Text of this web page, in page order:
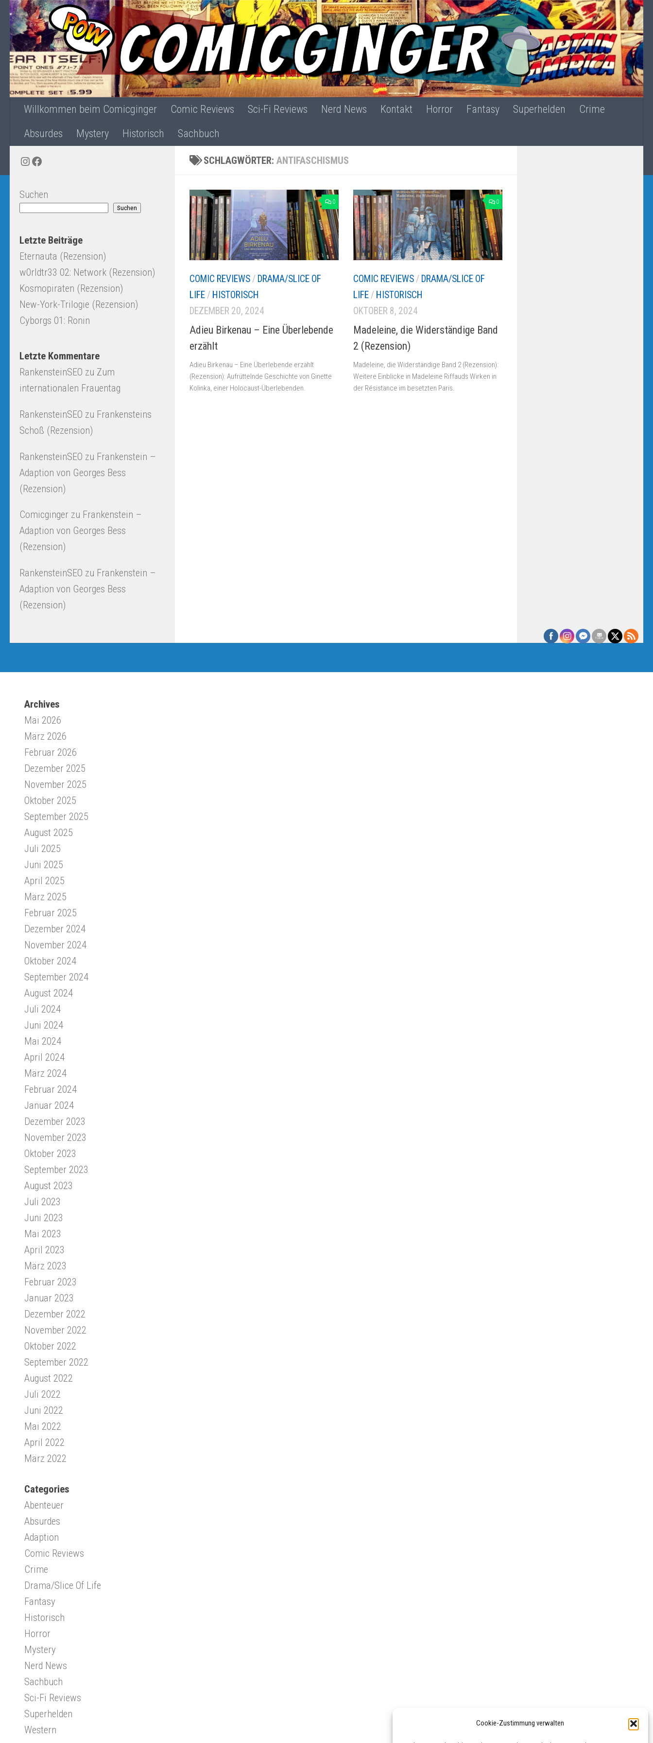
Cookie-Zustimmung verwalten
Zum Inhalt springen
Willkommen beim Comicginger Comic Reviews Sci-Fi Reviews Nerd News Kontakt Horror Fantasy Superhelden
Crime
Absurdes
Mystery Historisch Sachbuch
SCHLAGWÖRTER: ANTIFASCHISMUS
0
COMIC REVIEWS / DRAMA/SLICE OF
LIFE / HISTORISCH
DEZEMBER 20, 2024
Adieu Birkenau – Eine Überlebende
erzählt
Adieu Birkenau – Eine Überlebende erzählt
(Rezension): Aufrüttelnde Geschichte von Ginette
Kolinka, einer Holocaust-Überlebenden.
0
COMIC REVIEWS / DRAMA/SLICE OF
LIFE / HISTORISCH
OKTOBER 8, 2024
Madeleine, die Widerständige Band
2 (Rezension)
Madeleine, die Widerständige Band 2 (Rezension):
Weitere Einblicke in Madeleine Riffauds Wirken in
der Résistance im besetzten Paris.
Instagram
Facebook
Suchen
Suchen
Letzte Beiträge
Eternauta (Rezension)
w0rldtr33 02: Network (Rezension)
Kosmopiraten (Rezension)
New-York-Trilogie (Rezension)
Cyborgs 01: Ronin
Letzte Kommentare
RankensteinSEO zu Zum
internationalen Frauentag
RankensteinSEO zu Frankensteins
Schoß (Rezension)
RankensteinSEO zu Frankenstein –
Adaption von Georges Bess
(Rezension)
Comicginger zu Frankenstein –
Adaption von Georges Bess
(Rezension)
RankensteinSEO zu Frankenstein –
Adaption von Georges Bess
(Rezension)
Archives
Mai 2026
März 2026
Februar 2026
Dezember 2025
November 2025
Oktober 2025
September 2025
August 2025
Juli 2025
Juni 2025
April 2025
März 2025
Februar 2025
Dezember 2024
November 2024
Oktober 2024
September 2024
August 2024
Juli 2024
Juni 2024
Mai 2024
April 2024
März 2024
Februar 2024
Januar 2024
Dezember 2023
November 2023
Oktober 2023
September 2023
August 2023
Juli 2023
Juni 2023
Mai 2023
April 2023
März 2023
Februar 2023
Januar 2023
Dezember 2022
November 2022
Oktober 2022
September 2022
August 2022
Juli 2022
Juni 2022
Mai 2022
April 2022
März 2022
Categories
Abenteuer
Absurdes
Adaption
Comic Reviews
Crime
Drama/Slice Of Life
Fantasy
Historisch
Horror
Mystery
Nerd News
Sachbuch
Sci-Fi Reviews
Superhelden
Western